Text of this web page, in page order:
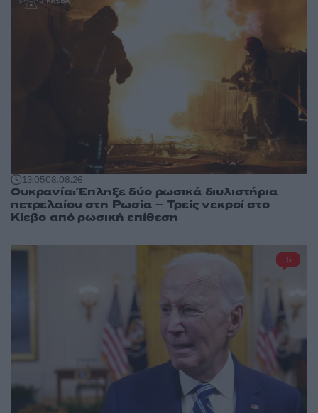
13:0508.08.26
Ουκρανία: Έπληξε δύο ρωσικά διυλιστήρια
πετρελαίου στη Ρωσία – Τρείς νεκροί στο
Κίεβο από ρωσική επίθεση
5